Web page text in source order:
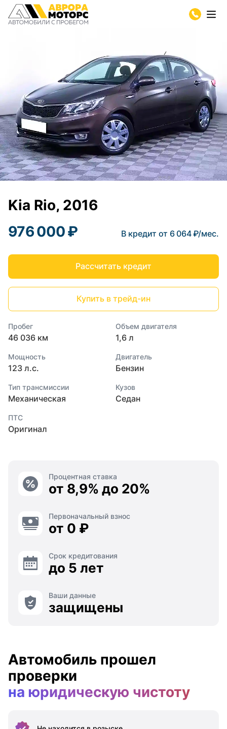
Kia Rio, 2016
976 000 ₽
В кредит от 6 064 ₽/мес.
Рассчитать кредит
Купить в трейд-ин
Пробег
46 036 км
Объем двигателя
1,6 л
Мощность
123 л.с.
Двигатель
Бензин
Тип трансмиссии
Механическая
Кузов
Седан
ПТС
Оригинал
Процентная ставка
от 8,9% до 20%
Первоначальный взнос
от 0 ₽
Срок кредитования
до 5 лет
Ваши данные
защищены
Автомобиль прошел
проверки
на юридическую чистоту